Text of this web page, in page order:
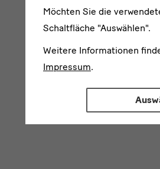
Möchten Sie die
Schaltfläche "Auswählen".
Weitere Informationen
Impressum.